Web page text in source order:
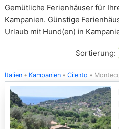
Gemütliche Ferienhäuser für
Kampanien. Günstige
Urlaub mit Hund(en) in
Sortierung:
Italien Kampanien Cilento